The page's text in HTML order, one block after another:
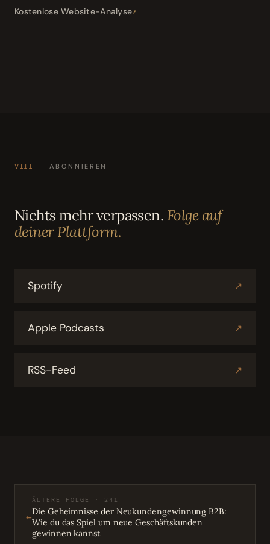
Kostenlose Website-Analyse
VIII ABONNIEREN
Nichts mehr verpassen. Folge auf
deiner Plattform.
Spotify ↗
Apple Podcasts ↗
RSS-Feed ↗
←
ÄLTERE FOLGE · 241
Die Geheimnisse der Neukundengewinnung B2B:
Wie du das Spiel um neue Geschäftskunden
gewinnen kannst